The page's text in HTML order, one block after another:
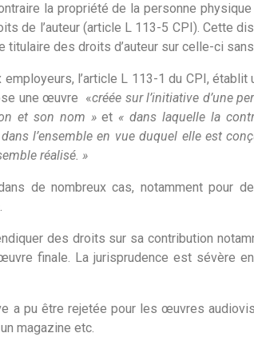
la propriété de la personne
de l’auteur (article L 113-5 CPI). Cette
titulaire des droits d’auteur sur celle-ci
l’article L 113-1 du CPI,
une œuvre «créée sur l’initiative d’une
et son nom »et «dans laquelle la
l’ensemble en vue duquel elle est
réalisé. »
de nombreux cas, notamment pour
des droits sur sa contribution
finale. La jurisprudence est sévère
a pu être rejetée pour les œuvres
magazine etc.